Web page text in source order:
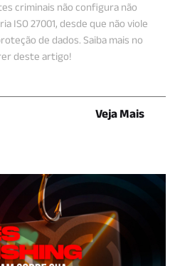
criminais não configura não
ISO 27001, desde que não viole
de dados. Saiba mais no
deste artigo!
Veja Mais